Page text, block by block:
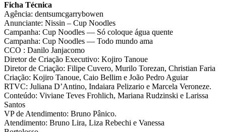
Ficha Técnica
Agência: dentsumcgarrybowen
Anunciante: Nissin – Cup Noodles
Campanha: Cup Noodles ― Só coloque água quente
Campanha: Cup Noodles ― Todo mundo ama
CCO : Danilo Janjacomo
Diretor de Criação Executivo: Kojiro Tanoue
Diretor de Criação: Filipe Cuvero, Murilo Torezan, Christian Faria
Criação: Kojiro Tanoue, Caio Bellim e João Pedro Aguiar
RTVC: Juliana D’Antino, Indaiara Pelizario e Marcela Veroneze.
Conteúdo: Viviane Teves Frohlich, Mariana Rudzinski e Larissa
Santos
VP de Atendimento: Bruno Pânico.
Atendimento: Bruno Lira, Liza Rebechi e Vanessa